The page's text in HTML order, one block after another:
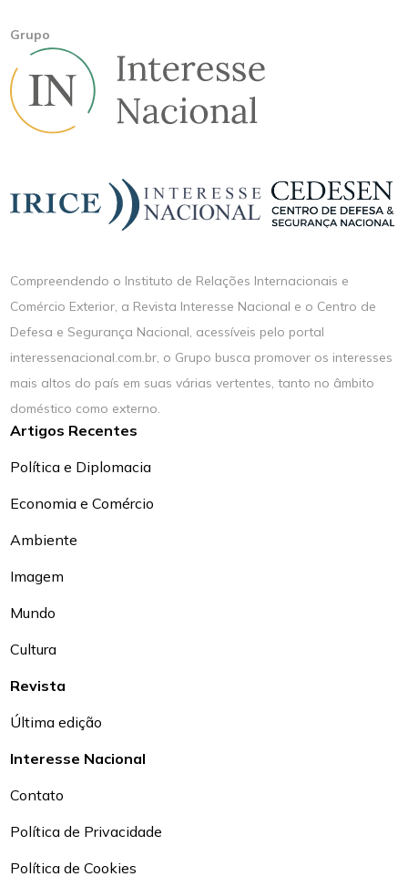
Grupo
Compreendendo o Instituto de Relações Internacionais e
Comércio Exterior, a Revista Interesse Nacional e o Centro de
Defesa e Segurança Nacional, acessíveis pelo portal
interessenacional.com.br, o Grupo busca promover os interesses
mais altos do país em suas várias vertentes, tanto no âmbito
doméstico como externo.
Artigos Recentes
Política e Diplomacia
Economia e Comércio
Ambiente
Imagem
Mundo
Cultura
Revista
Última edição
Interesse Nacional
Contato
Política de Privacidade
Política de Cookies